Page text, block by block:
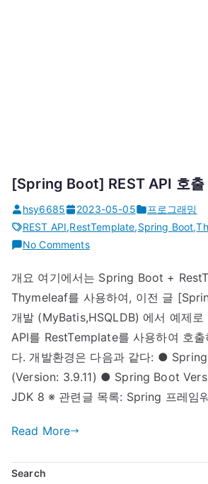
[Spring Boot] REST API 호
hsy6685 2023-05-05
프로그래밍
REST API,RestTemplate,Spring Boot,
No Commentson
Boot]
REST
API
호
출
개요 여기에서는 Spring Boot +
Thymeleaf를 사용하여, 이전 글
개발 (MyBatis,HSQLDB) 에서 예제로
API를 RestTemplate를 사용하여 호
다. 개발환경은 다음과 같다: ●
(Version: 3.9.11) ● Spring Boot
JDK 8 ※ 관련글 목록: Spring 프레임
Read More
Search